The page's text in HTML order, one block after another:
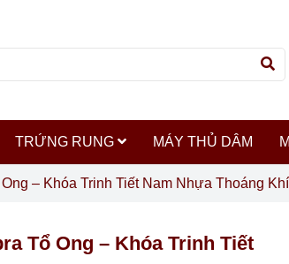
TRỨNG RUNG MÁY THỦ DÂM
– Khóa Trinh Tiết Nam Nhựa Thoáng
Tổ Ong – Khóa Trinh Tiết